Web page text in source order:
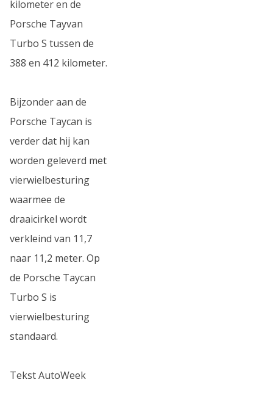
kilometer en de
Porsche Tayvan
Turbo S tussen de
388 en 412 kilometer.
Bijzonder aan de
Porsche Taycan is
verder dat hij kan
worden geleverd met
vierwielbesturing
waarmee de
draaicirkel wordt
verkleind van 11,7
naar 11,2 meter. Op
de Porsche Taycan
Turbo S is
vierwielbesturing
standaard.
Tekst AutoWeek